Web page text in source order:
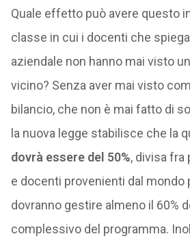
Quale effetto può avere questo
classe in cui i docenti che
aziendale non hanno mai visto
vicino? Senza aver mai visto
bilancio, che non è mai fatto di
la nuova legge stabilisce che la
dovrà essere del 50%, divisa fra
e docenti provenienti dal mondo
dovranno gestire almeno il 60%
complessivo del programma.